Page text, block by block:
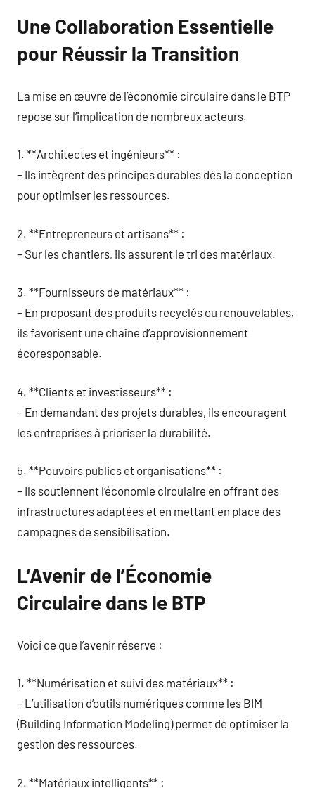
Une Collaboration Essentielle
pour Réussir la Transition
La mise en œuvre de l’économie circulaire dans le BTP
repose sur l’implication de nombreux acteurs.
1. **Architectes et ingénieurs** :
– Ils intègrent des principes durables dès la conception
pour optimiser les ressources.
2. **Entrepreneurs et artisans** :
– Sur les chantiers, ils assurent le tri des matériaux.
3. **Fournisseurs de matériaux** :
– En proposant des produits recyclés ou renouvelables,
ils favorisent une chaîne d’approvisionnement
écoresponsable.
4. **Clients et investisseurs** :
– En demandant des projets durables, ils encouragent
les entreprises à prioriser la durabilité.
5. **Pouvoirs publics et organisations** :
– Ils soutiennent l’économie circulaire en offrant des
infrastructures adaptées et en mettant en place des
campagnes de sensibilisation.
L’Avenir de l’Économie
Circulaire dans le BTP
Voici ce que l’avenir réserve :
1. **Numérisation et suivi des matériaux** :
– L’utilisation d’outils numériques comme les BIM
(Building Information Modeling) permet de optimiser la
gestion des ressources.
2. **Matériaux intelligents** :